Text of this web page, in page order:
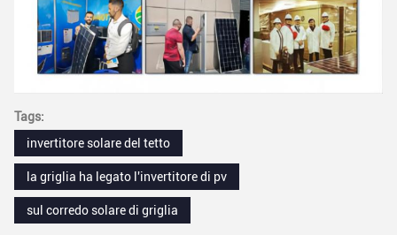
Tags:
invertitore solare del tetto
la griglia ha legato l'invertitore di pv
sul corredo solare di griglia